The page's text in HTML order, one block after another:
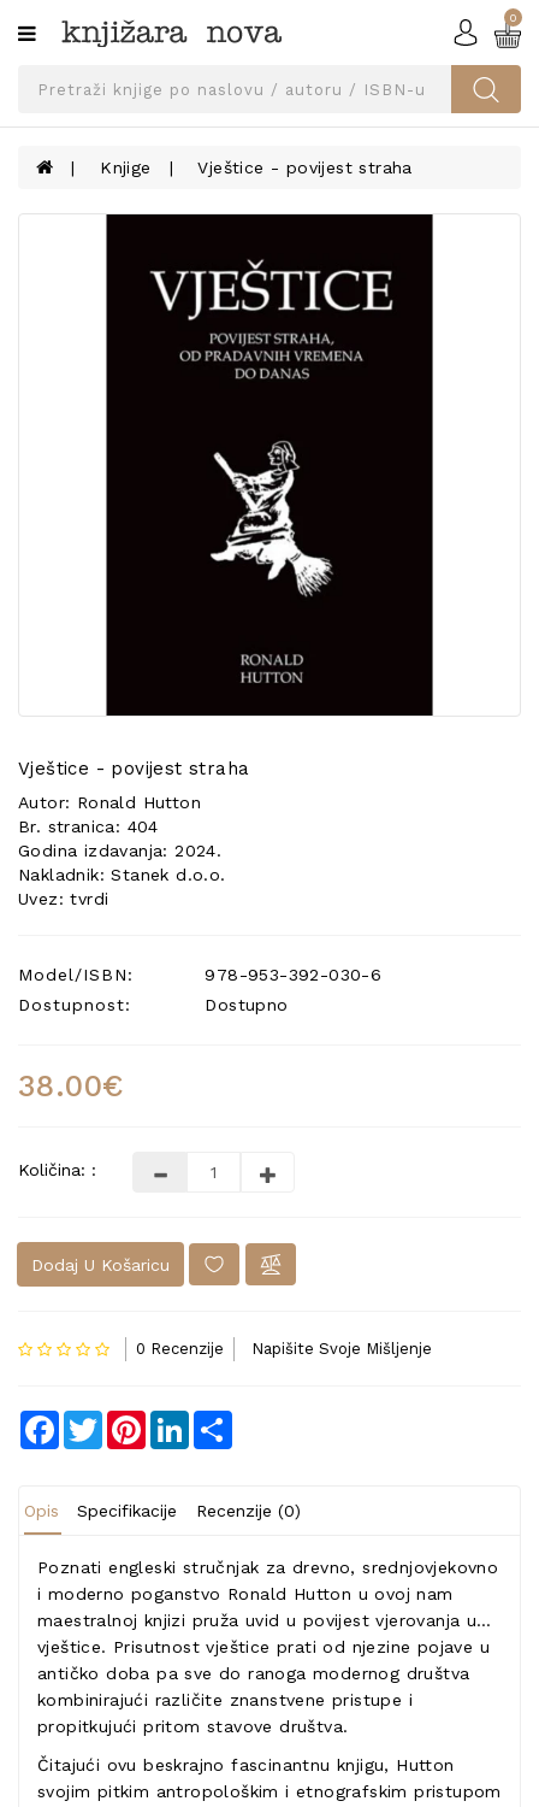
Kategorije
SVEUČILIŠNA
UDŽBENICI
KNJIGE
0
Knjige Vještice - povijest straha
Vještice - povijest straha
Autor: Ronald Hutton
Br. stranica: 404
Godina izdavanja: 2024.
Nakladnik: Stanek d.o.o.
Uvez: tvrdi
Model/ISBN:
978-953-392-030-6
Dostupnost:
Dostupno
38.00€
Količina: :
Dodaj U Košaricu
0 Recenzije Napišite Svoje Mišljenje
Facebook
TwitterPinterestLinkedIn
Opis Specifikacije Recenzije (0)
Poznati engleski stručnjak za drevno, srednjovjekovno
i moderno poganstvo Ronald Hutton u ovoj nam
maestralnoj knjizi pruža uvid u povijest vjerovanja u…
vještice. Prisutnost vještice prati od njezine pojave u
antičko doba pa sve do ranoga modernog društva
kombinirajući različite znanstvene pristupe i
propitkujući pritom stavove društva.
Čitajući ovu beskrajno fascinantnu knjigu, Hutton
svojim pitkim antropološkim i etnografskim pristupom